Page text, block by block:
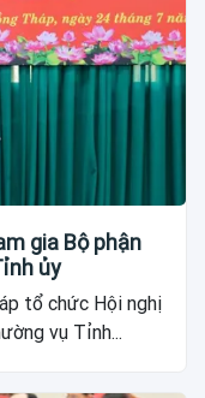
gia Bộ phận
ủy
tổ chức Hội nghị
vụ Tỉnh...